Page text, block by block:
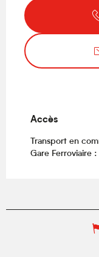
Accès
Accès
Transport en
Gare Ferroviaire